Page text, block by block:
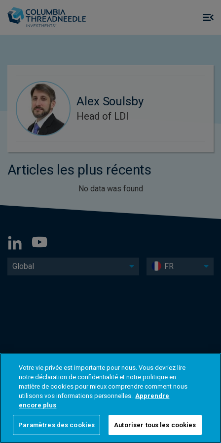
Alex Soulsby
Head of LDI
Articles les plus récents
No data was found
Global FR
Votre vie privée est importante pour nous. Vous devriez lire
notre déclaration de confidentialité et notre politique en
matière de cookies pour mieux comprendre comment nous
utilisons vos informations personnelles. Apprendre
encore plus
Paramètres des cookies Autoriser tous les cookies